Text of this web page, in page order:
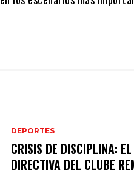
DEPORTES
CRISIS DE DISCIPLINA:
DIRECTIVA DEL CLUBE